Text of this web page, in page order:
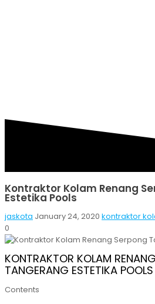
Kontraktor Kolam Renang
Estetika Pools
jaskota January 24, 2020 kontraktor
0
KONTRAKTOR KOLAM
TANGERANG ESTETIKA POOLS
Contents